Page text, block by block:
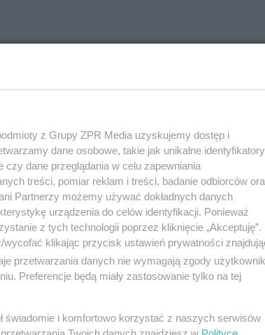
miejsce 19 tąpnięć związanych z
wypadków śmiertelnych, 3 wypadków
z Grupy ZPR Media uzyskujemy dostęp i
dane osobowe, takie jak unikalne
czy dane przeglądania w celu zapewniania
treści, pomiar reklam i treści, badanie odbiorców
Partnerzy możemy używać dokładnych danych
urządzenia do celów identyfikacji. Ponieważ
z tych technologii poprzez kliknięcie „Akceptuję”.
klikając przycisk ustawień prywatności
przetwarzania danych nie wymagają zgody
Preferencje będą miały zastosowanie tylko na tej
świadomie i komfortowo korzystać z naszych serwisów